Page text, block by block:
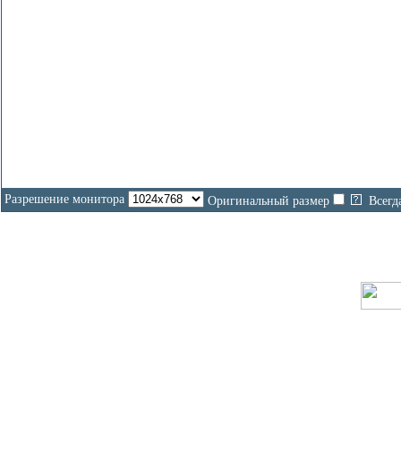
Разрешение монитора Оригинальный размер